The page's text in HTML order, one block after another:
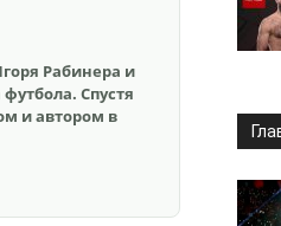
Рабинера и
Спустя
и автором в